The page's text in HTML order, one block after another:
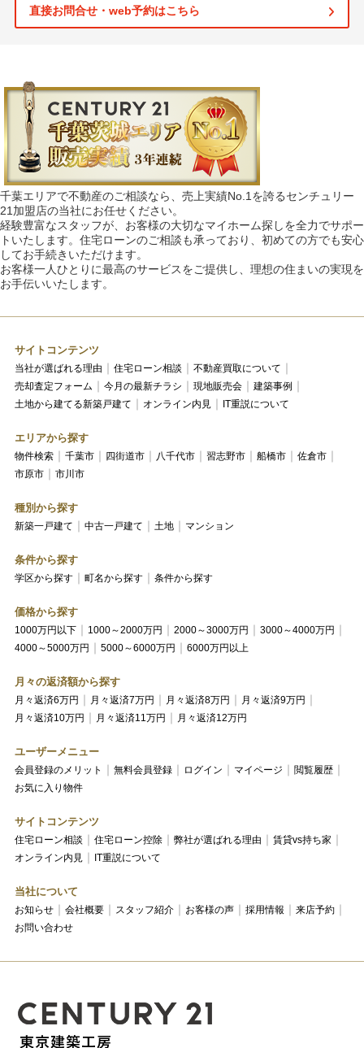
直接お問合せ・web予約はこちら
千葉エリアで不動産のご相談なら、売上実績No.1を誇るセンチュリー
21加盟店の当社にお任せください。
経験豊富なスタッフが、お客様の大切なマイホーム探しを全力でサポー
トいたします。住宅ローンのご相談も承っており、初めての方でも安心
してお手続きいただけます。
お客様一人ひとりに最高のサービスをご提供し、理想の住まいの実現を
お手伝いいたします。
サイトコンテンツ
当社が選ばれる理由 住宅ローン相談
不動産買取について
売却査定フォーム
今月の最新チラシ 現地販売会
建築事例
土地から建てる新築戸建て
オンライン内見 IT重説について
エリアから探す
物件検索 千葉市 四街道市 八千代市 習志野市 船橋市
佐倉市
市原市
市川市
種別から探す
新築一戸建て 中古一戸建て 土地 マンション
条件から探す
学区から探す 町名から探す 条件から探す
価格から探す
1000万円以下 1000～2000万円 2000～3000万円
3000～4000万円
4000～5000万円
5000～6000万円 6000万円以上
月々の返済額から探す
月々返済6万円 月々返済7万円 月々返済8万円
月々返済9万円
月々返済10万円
月々返済11万円 月々返済12万円
ユーザーメニュー
会員登録のメリット 無料会員登録 ログイン マイページ
閲覧履歴
お気に入り物件
サイトコンテンツ
住宅ローン相談 住宅ローン控除 弊社が選ばれる理由
賃貸vs持ち家
オンライン内見
IT重説について
当社について
お知らせ 会社概要 スタッフ紹介 お客様の声 採用情報
来店予約
お問い合わせ